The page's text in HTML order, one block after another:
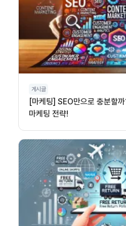
게시글
[마케팅] SEO만으로 충분할
마케팅 전략!